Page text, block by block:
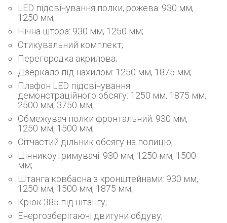
LED підсвічування полки, рожева: 930 мм,
1250 мм;
Нічна штора: 930 мм, 1250 мм;
Стикувальний комплект;
Перегородка акрилова;
Дзеркало під нахилом: 1250 мм, 1875 мм;
Плафон LED підсвічування
демонстраційного обсягу: 1250 мм, 1875 мм,
2500 мм, 3750 мм;
Обмежувач полки фронтальний: 930 мм,
1250 мм, 1500 мм;
Сітчастий дільник обсягу на полицю;
Цінникоутримувачі: 930 мм, 1250 мм, 1500
мм;
Штанга ковбасна з кронштейнами: 930 мм,
1250 мм, 1500 мм, 1875 мм;
Крюк 385 під штангу;
Енергозберігаючі двигуни обдуву;